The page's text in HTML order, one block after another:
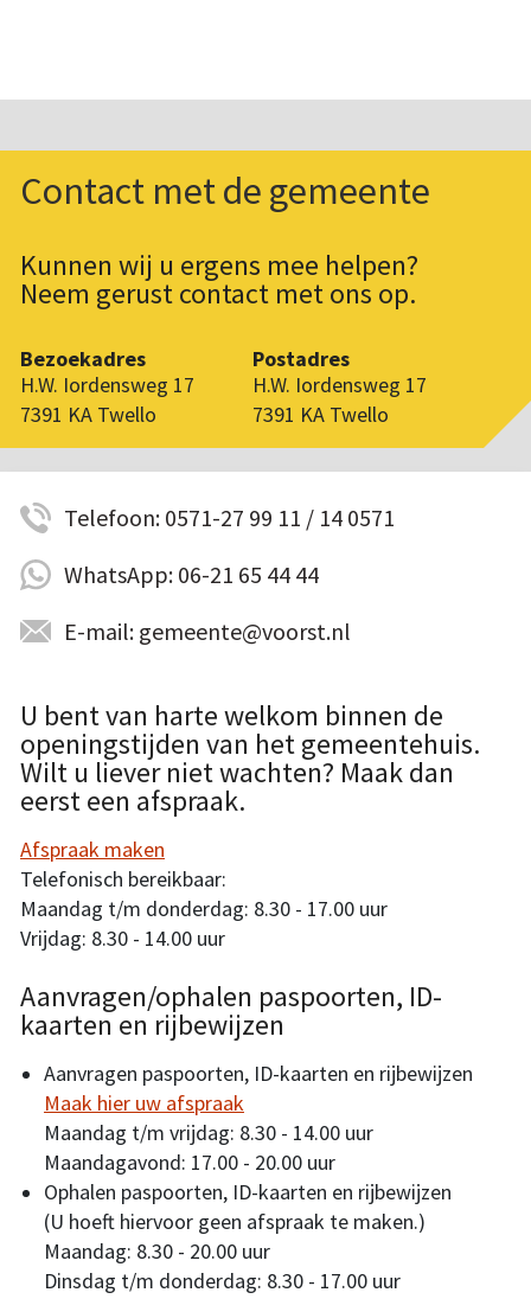
Contact met de gemeente
Kunnen wij u ergens mee helpen?
Neem gerust contact met ons op.
Bezoekadres
H.W. Iordensweg 17
7391 KA Twello
Postadres
H.W. Iordensweg 17
7391 KA Twello
Telefoon: 0571-27 99 11 / 14 0571
WhatsApp: 06-21 65 44 44
E-mail: gemeente@voorst.nl
U bent van harte welkom binnen de
openingstijden van het gemeentehuis.
Wilt u liever niet wachten? Maak dan
eerst een afspraak.
Afspraak maken
Telefonisch bereikbaar:
Maandag t/m donderdag: 8.30 - 17.00 uur
Vrijdag: 8.30 - 14.00 uur
Aanvragen/ophalen paspoorten, ID-
kaarten en rijbewijzen
Aanvragen paspoorten, ID-kaarten en rijbewijzen
Maak hier uw afspraak
Maandag t/m vrijdag: 8.30 - 14.00 uur
Maandagavond: 17.00 - 20.00 uur
Ophalen paspoorten, ID-kaarten en rijbewijzen
(U hoeft hiervoor geen afspraak te maken.)
Maandag: 8.30 - 20.00 uur
Dinsdag t/m donderdag: 8.30 - 17.00 uur